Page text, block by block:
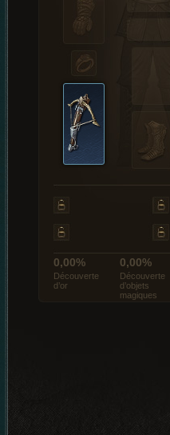
0,00%
Découverte
d’or
0,00%
Découverte
d’objets
magiques